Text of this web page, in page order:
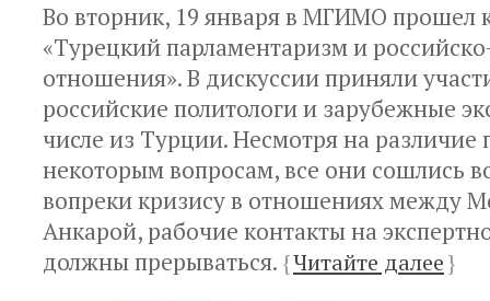
Во вторник, 19 января в МГИМО прошел
«Турецкий парламентаризм и
отношения». В дискуссии приняли
российские политологи и зарубежные
числе из Турции. Несмотря на различие
некоторым вопросам, все они сошлись
вопреки кризису в отношениях между
Анкарой, рабочие контакты на
должны прерываться. {Читайте далее}